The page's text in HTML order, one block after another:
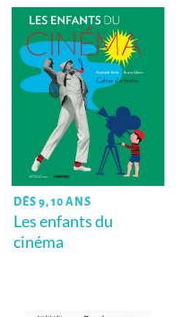
DÈS 9, 10 ANS
Les enfants du
cinéma